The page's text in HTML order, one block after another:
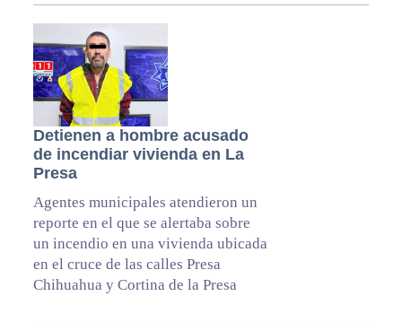
Detienen a hombre acusado
de incendiar vivienda en La
Presa
Agentes municipales atendieron un
reporte en el que se alertaba sobre
un incendio en una vivienda ubicada
en el cruce de las calles Presa
Chihuahua y Cortina de la Presa